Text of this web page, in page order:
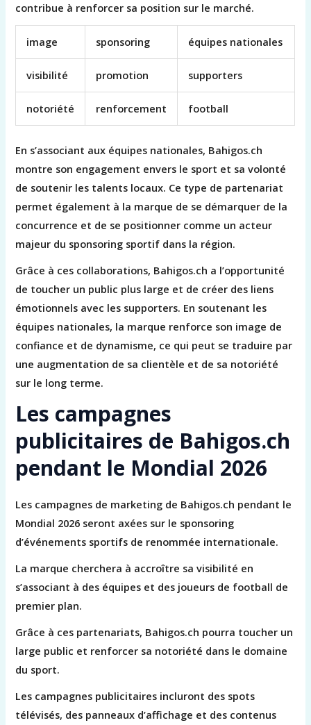
contribue à renforcer sa position sur le marché.
image sponsoring équipes nationales
visibilité promotion supporters
notoriété renforcement football
En s’associant aux équipes nationales, Bahigos.ch
montre son engagement envers le sport et sa volonté
de soutenir les talents locaux. Ce type de partenariat
permet également à la marque de se démarquer de la
concurrence et de se positionner comme un acteur
majeur du sponsoring sportif dans la région.
Grâce à ces collaborations, Bahigos.ch a l’opportunité
de toucher un public plus large et de créer des liens
émotionnels avec les supporters. En soutenant les
équipes nationales, la marque renforce son image de
confiance et de dynamisme, ce qui peut se traduire par
une augmentation de sa clientèle et de sa notoriété
sur le long terme.
Les campagnes
publicitaires de Bahigos.ch
pendant le Mondial 2026
Les campagnes de marketing de Bahigos.ch pendant le
Mondial 2026 seront axées sur le sponsoring
d’événements sportifs de renommée internationale.
La marque cherchera à accroître sa visibilité en
s’associant à des équipes et des joueurs de football de
premier plan.
Grâce à ces partenariats, Bahigos.ch pourra toucher un
large public et renforcer sa notoriété dans le domaine
du sport.
Les campagnes publicitaires incluront des spots
télévisés, des panneaux d’affichage et des contenus